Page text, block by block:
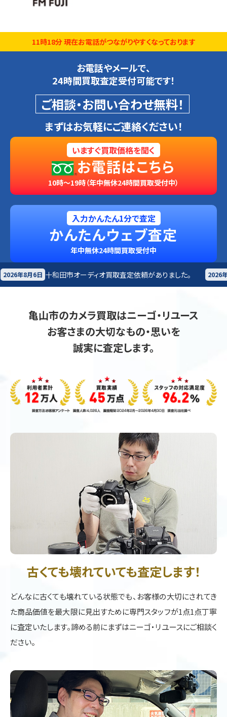
11時18分 現在お電話がつながりやすくなっております
お電話やメールで、
24時間買取査定受付可能です！
ご相談・お問い合わせ無料！
まずはお気軽にご連絡ください！
いますぐ買取価格を聞く
お電話はこちら
10時～19時（年中無休24時間買取受付中）
入力かんたん1分で査定
かんたんウェブ査定
年中無休24時間買取受付中
ーディオ買取査定依頼がありました。 2026年8月6日 札幌市 楽器買
亀山市のカメラ買取はニーゴ・リユース
お客さまの大切なもの・思いを
誠実に査定します。
古くても壊れていても査定します！
どんなに古くても壊れている状態でも、お客様の大切にされてき
た商品価値を最大限に見出すために専門スタッフが1点1点丁寧
に査定いたします。諦める前にまずはニーゴ・リユースにご相談く
ださい。